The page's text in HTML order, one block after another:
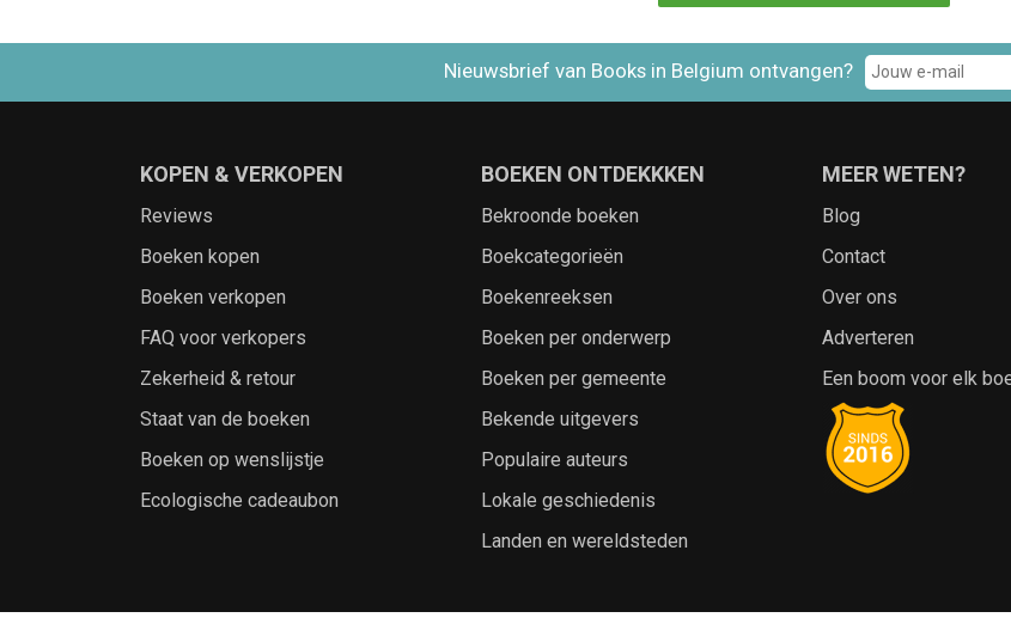
Nieuwsbrief van Books in Belgium ontvangen?
KOPEN & VERKOPEN
Reviews
Boeken kopen
Boeken verkopen
FAQ voor verkopers
Zekerheid & retour
Staat van de boeken
Boeken op wenslijstje
Ecologische cadeaubon
BOEKEN ONTDEKKKEN
Bekroonde boeken
Boekcategorieën
Boekenreeksen
Boeken per onderwerp
Boeken per gemeente
Bekende uitgevers
Populaire auteurs
Lokale geschiedenis
Landen en wereldsteden
MEER WETEN?
Blog
Contact
Over ons
Adverteren
Een boom voor elk